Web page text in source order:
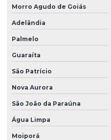
Morro Agudo de Goiás
Adelândia
Palmelo
Guaraíta
São Patrício
Nova Aurora
São João da Paraúna
Água Limpa
Moiporá